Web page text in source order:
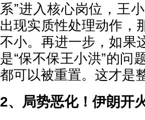
系”进入核心岗位，王
出现实质性处理动作，
不小。再进一步，如果
是“保不保王小洪”的问
都可以被重置。这才是
2、局势恶化！伊朗开